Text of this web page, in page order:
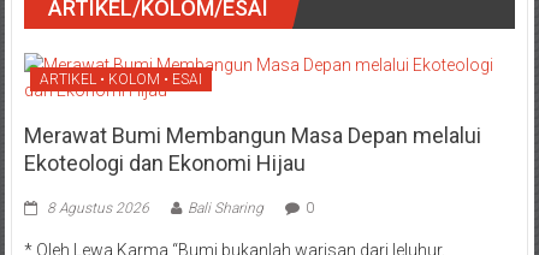
ARTIKEL/KOLOM/ESAI
ARTIKEL • KOLOM • ESAI
Merawat Bumi Membangun Masa Depan melalui
Ekoteologi dan Ekonomi Hijau
8 Agustus 2026 Bali Sharing 0
* Oleh Lewa Karma “Bumi bukanlah warisan dari leluhur,